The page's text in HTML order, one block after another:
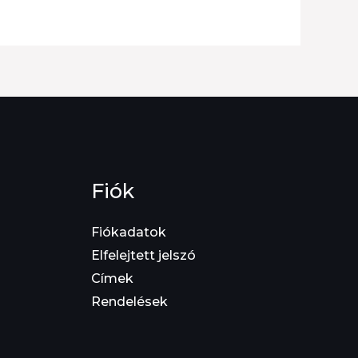
Fiók
Fiókadatok
Elfelejtett jelszó
Címek
Rendelések